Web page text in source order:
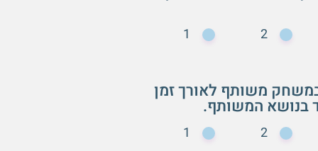
2
1
במשחק משותף לאורך זמן
בנושא המשותף.
2
1